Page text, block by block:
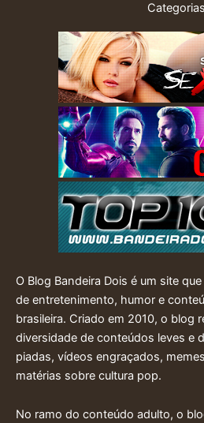
Categorias
O Blog Bandeira Dois é um site
de entretenimento, humor e
brasileira. Criado em 2010, o blog
diversidade de conteúdos leves e
piadas, vídeos engraçados,
matérias sobre cultura pop.
No ramo do conteúdo adulto, o